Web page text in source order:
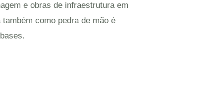
e obras de infraestrutura em
como pedra de mão é